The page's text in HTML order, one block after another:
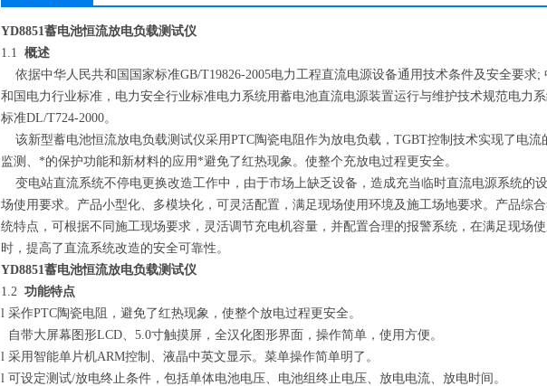
YD8851蓄电池恒流放电负载测试仪
1.1 概述
依据中华人民共和国国家标准GB/T19826-2005电力工程直流电源设备通用技术条件及安全要求;
和国电力行业标准，电力安全行业标准电力系统用蓄电池直流电源装置运行与维护技术规范电力
标准DL/T724-2000。
该新型蓄电池恒流放电负载测试仪采用PTC陶瓷电阻作为放电负载，TGBT控制技术实现了电流
监测、*的保护功能和新材料的应用*避免了红热现象。使整个充放电过程更安全。
变电站直流系统不停电更换改造工作中，由于市场上缺乏设备，造成充当临时直流电源系统的
场使用要求。产品小型化、多模块化，可灵活配置，满足现场使用环境及施工场地要求。产品综
统特点，可根据不同施工现场要求，灵活调节充电机容量，并配置合理的报警系统，在满足现场
时，提高了直流系统改造的安全可靠性。
YD8851蓄电池恒流放电负载测试仪
1.2 功能特点
l 采作PTC陶瓷电阻，避免了红热现象，使整个放电过程更安全。
自带大屏幕图形LCD、5.0寸触摸屏，全汉化图形界面，操作简单，使用方便。
l 采用智能单片机ARM控制、液晶中英文显示。菜单操作简单明了。
l 可设定测试/放电终止条件，包括单体电池电压、电池组终止电压、放电电流、放电时间。